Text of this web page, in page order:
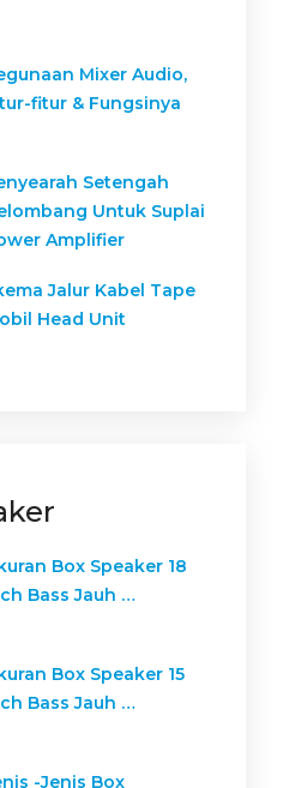
Mixer Audio,
fitur & Fungsinya
Setengah
Untuk Suplai
Amplifier
Jalur Kabel Tape
Head Unit
Box Speaker 18
Bass Jauh …
Box Speaker 15
Bass Jauh …
-Jenis Box